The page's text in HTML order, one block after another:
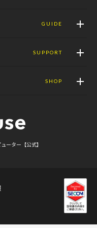
GUIDE
SUPPORT
SHOP
ーター【公式】